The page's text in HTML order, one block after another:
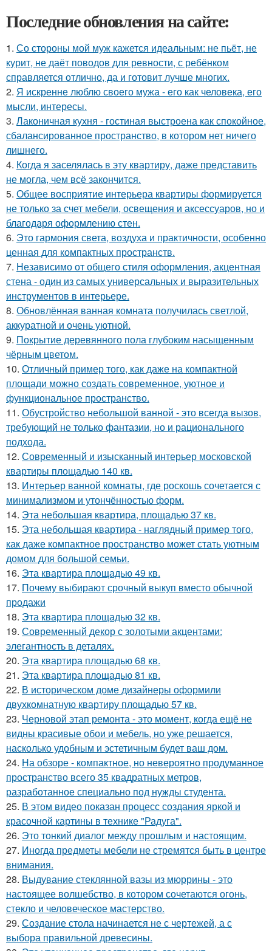
Последние обновления на сайте:
1. Со стороны мой муж кажется идеальным: не пьёт, не
курит, не даёт поводов для ревности, с ребёнком
справляется отлично, да и готовит лучше многих.
2. Я искренне люблю своего мужа - его как человека, его
мысли, интересы.
3. Лаконичная кухня - гостиная выстроена как спокойное,
сбалансированное пространство, в котором нет ничего
лишнего.
4. Когда я заселялась в эту квартиру, даже представить
не могла, чем всё закончится.
5. Общее восприятие интерьера квартиры формируется
не только за счет мебели, освещения и аксессуаров, но и
благодаря оформлению стен.
6. Это гармония света, воздуха и практичности, особенно
ценная для компактных пространств.
7. Независимо от общего стиля оформления, акцентная
стена - один из самых универсальных и выразительных
инструментов в интерьере.
8. Обновлённая ванная комната получилась светлой,
аккуратной и очень уютной.
9. Покрытие деревянного пола глубоким насыщенным
чёрным цветом.
10. Отличный пример того, как даже на компактной
площади можно создать современное, уютное и
функциональное пространство.
11. Обустройство небольшой ванной - это всегда вызов,
требующий не только фантазии, но и рационального
подхода.
12. Современный и изысканный интерьер московской
квартиры площадью 140 кв.
13. Интерьер ванной комнаты, где роскошь сочетается с
минимализмом и утончённостью форм.
14. Эта небольшая квартира, площадью 37 кв.
15. Эта небольшая квартира - наглядный пример того,
как даже компактное пространство может стать уютным
домом для большой семьи.
16. Эта квартира площадью 49 кв.
17. Почему выбирают срочный выкуп вместо обычной
продажи
18. Эта квартира площадью 32 кв.
19. Современный декор с золотыми акцентами:
элегантность в деталях.
20. Эта квартира площадью 68 кв.
21. Эта квартира площадью 81 кв.
22. В историческом доме дизайнеры оформили
двухкомнатную квартиру площадью 57 кв.
23. Черновой этап ремонта - это момент, когда ещё не
видны красивые обои и мебель, но уже решается,
насколько удобным и эстетичным будет ваш дом.
24. На обзоре - компактное, но невероятно продуманное
пространство всего 35 квадратных метров,
разработанное специально под нужды студента.
25. В этом видео показан процесс создания яркой и
красочной картины в технике "Радуга".
26. Это тонкий диалог между прошлым и настоящим.
27. Иногда предметы мебели не стремятся быть в центре
внимания.
28. Выдувание стеклянной вазы из мюррины - это
настоящее волшебство, в котором сочетаются огонь,
стекло и человеческое мастерство.
29. Создание стола начинается не с чертежей, а с
выбора правильной древесины.